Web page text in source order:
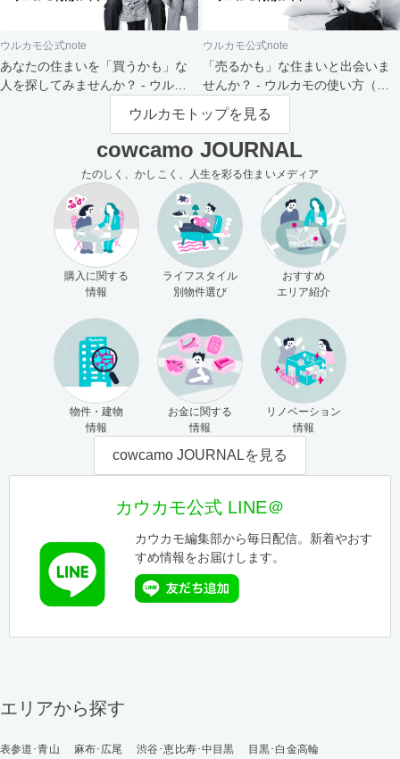
ウルカモ公式note
あなたの住まいを「買うかも」な
人を探してみませんか？ - ウルカ
ウルカモ公式note
「売るかも」な住まいと出会いま
せんか？ - ウルカモの使い方（買
主さま向け）
ウルカモトップを見る
cowcamo JOURNAL
たのしく、かしこく、人生を彩る住まいメディア
購入に関する
情報
ライフスタイル
別物件選び
おすすめ
エリア紹介
物件・建物
情報
お金に関する
情報
リノベーション
情報
cowcamo JOURNALを見る
カウカモ公式 LINE＠
カウカモ編集部から毎日配信。新着やおす
すめ情報をお届けします。
エリアから探す
表参道･青山 麻布･広尾 渋谷･恵比寿･中目黒
目黒･白金高輪